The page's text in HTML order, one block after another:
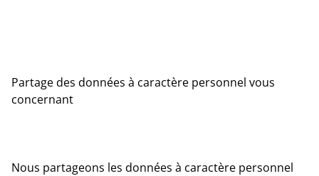
Partage des données à caractère personnel vous
concernant
Nous partageons les données à caractère personnel